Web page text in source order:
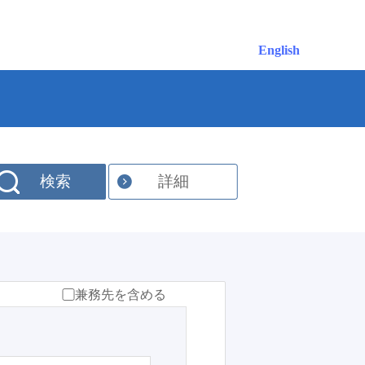
English
検索 詳細
兼務先を含める